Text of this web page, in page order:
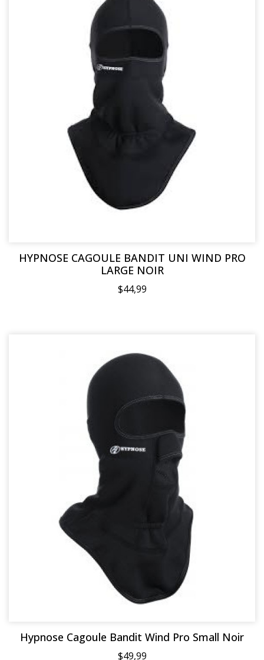
HYPNOSE CAGOULE BANDIT UNI WIND PRO
LARGE NOIR
$44,99
Hypnose Cagoule Bandit Wind Pro Small Noir
$49,99